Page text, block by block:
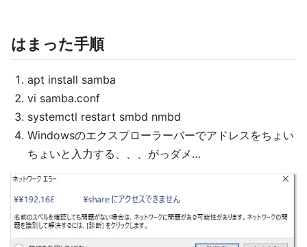
はまった手順
apt install samba
vi samba.conf
systemctl restart smbd nmbd
Windowsのエクスプローラーバーでアドレスをちょい
ちょいと入力する、、、がっダメ…